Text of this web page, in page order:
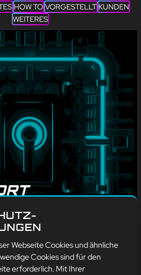
HOW TO VORGESTELLT KUNDEN
WEITERES
Webseite Cookies und ähnliche
Cookies sind für den
erforderlich. Mit Ihrer